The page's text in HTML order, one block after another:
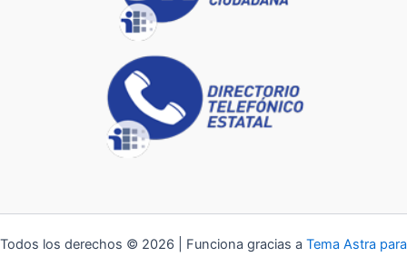
Todos los derechos © 2026 | Funciona gracias a Tema Astra para